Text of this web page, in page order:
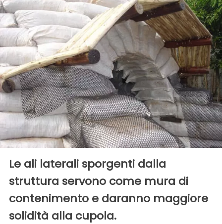
Le ali laterali sporgenti dalla
struttura servono come mura di
contenimento e daranno maggiore
solidità alla cupola.